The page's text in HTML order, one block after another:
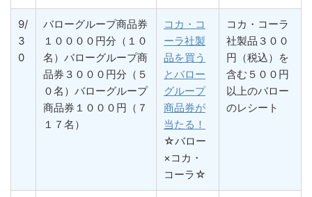
9/
3
0
バローグループ商品券
１００００円分（１０
名）バローグループ商
品券３０００円分（５
０名）バローグループ
商品券１０００円（７
１７名）
コカ・コ
ーラ社製
品を買う
とバロー
グループ
商品券が
当たる！
☆バロー
×コカ・
コーラ☆
コカ・コーラ
社製品３００
円（税込）を
含む５００円
以上のバロー
のレシート